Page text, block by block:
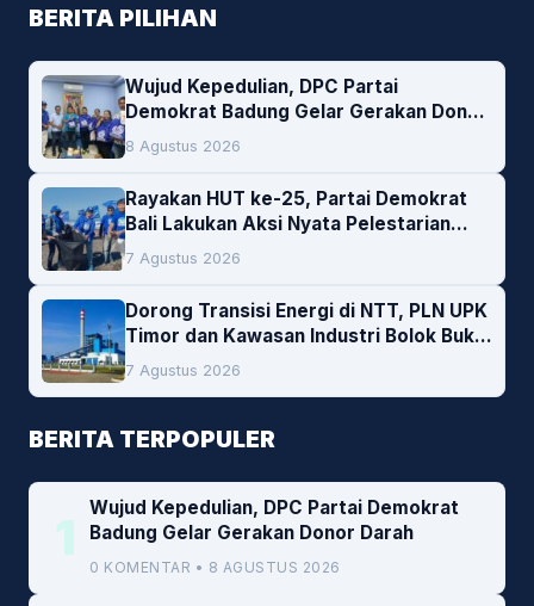
BERITA PILIHAN
Wujud Kepedulian, DPC Partai
Demokrat Badung Gelar Gerakan Donor
Darah
8 Agustus 2026
Rayakan HUT ke-25, Partai Demokrat
Bali Lakukan Aksi Nyata Pelestarian
Lingkungan
7 Agustus 2026
Dorong Transisi Energi di NTT, PLN UPK
Timor dan Kawasan Industri Bolok Buka
Peluang Investasi Woodchip untuk
Cofiring PLTU Bolok
7 Agustus 2026
BERITA TERPOPULER
1
Wujud Kepedulian, DPC Partai Demokrat
Badung Gelar Gerakan Donor Darah
0 KOMENTAR • 8 AGUSTUS 2026